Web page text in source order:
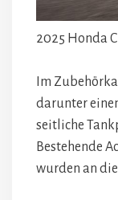
2025 Honda
Im
darunter
seitliche
Bestehende
wurden an